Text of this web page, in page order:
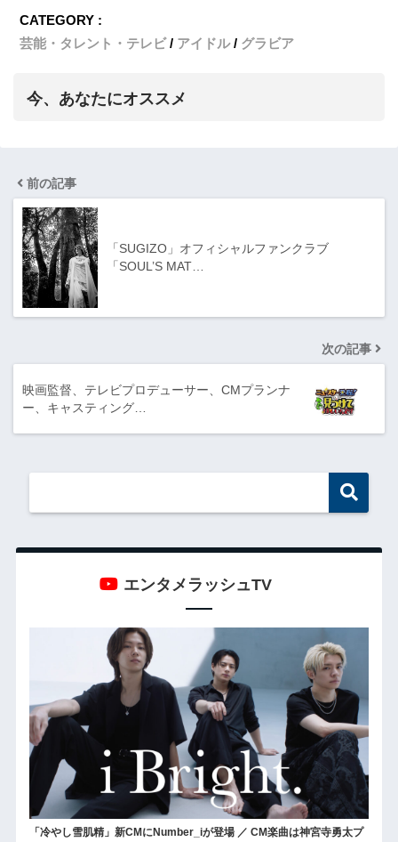
CATEGORY :
芸能・タレント・テレビ
アイドル グラビア
今、あなたにオススメ
前の記事
「SUGIZO」オフィシャルファンクラブ
「SOUL’S MAT…
次の記事
映画監督、テレビプロデューサー、CMプランナ
ー、キャスティング…
エンタメラッシュTV
「冷やし雪肌精」新CMにNumber_iが登場 ／ CM楽曲は神宮寺勇太プ